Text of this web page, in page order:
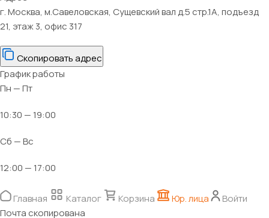
г. Москва, м.Савеловская, Сущевский вал д.5 стр.1А, подъезд
21, этаж 3, офис 317
Скопировать адрес
График работы
Пн — Пт
10:30 — 19:00
Сб — Вс
12:00 — 17:00
Главная Каталог Корзина Юр. лица
Войти
Почта скопирована